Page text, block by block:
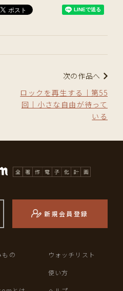
次の作品へ
ロックを再生する｜第55
回｜小さな自由が待って
いる
新規会員登録
もの ウォッチリスト
使い方